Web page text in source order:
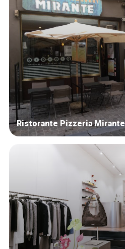
Ristorante Pizzeria Mirante